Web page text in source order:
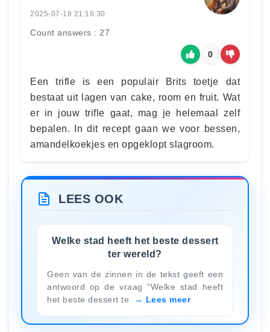
2025-07-18 21:16:30
Count answers : 27
0
Een trifle is een populair Brits toetje dat
bestaat uit lagen van cake, room en fruit. Wat
er in jouw trifle gaat, mag je helemaal zelf
bepalen. In dit recept gaan we voor bessen,
amandelkoekjes en opgeklopt slagroom.
LEES OOK
Welke stad heeft het beste dessert
ter wereld?
Geen van de zinnen in de tekst geeft een
antwoord op de vraag "Welke stad heeft
het beste dessert te
Lees meer